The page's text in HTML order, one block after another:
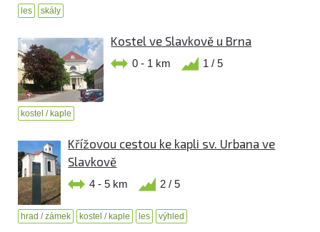
les skály
Kostel ve Slavkově u Brna
0 - 1 km 1 / 5
kostel / kaple
Křížovou cestou ke kapli sv. Urbana ve
Slavkově
4 - 5 km 2 / 5
hrad / zámek kostel / kaple les výhled